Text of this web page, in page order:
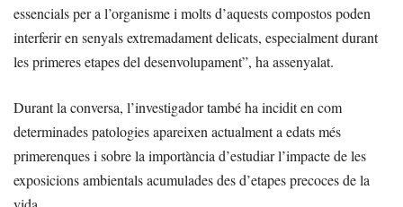
essencials per a l’organisme i molts d’aquests compostos poden
interferir en senyals extremadament delicats, especialment durant
les primeres etapes del desenvolupament”, ha assenyalat.
Durant la conversa, l’investigador també ha incidit en com
determinades patologies apareixen actualment a edats més
primerenques i sobre la importància d’estudiar l’impacte de les
exposicions ambientals acumulades des d’etapes precoces de la